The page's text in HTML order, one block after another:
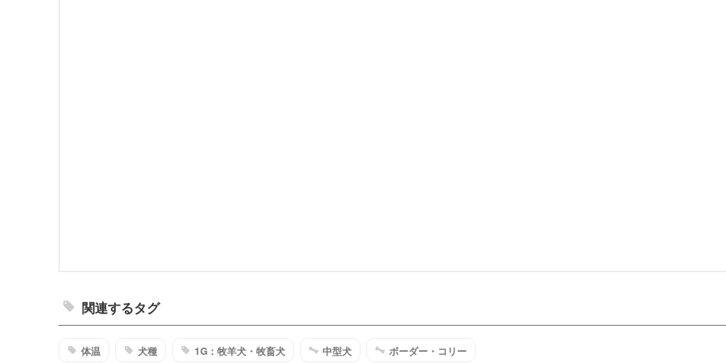
関連するタグ
体温 犬種 1G：牧羊犬・牧畜犬 中型犬 ボーダー・コリー